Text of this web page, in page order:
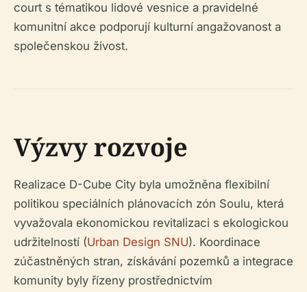
court s tématikou lidové vesnice a pravidelné
komunitní akce podporují kulturní angažovanost a
společenskou živost.
Výzvy rozvoje
Realizace D-Cube City byla umožněna flexibilní
politikou speciálních plánovacích zón Soulu, která
vyvažovala ekonomickou revitalizaci s ekologickou
udržitelností (Urban Design SNU). Koordinace
zúčastněných stran, získávání pozemků a integrace
komunity byly řízeny prostřednictvím